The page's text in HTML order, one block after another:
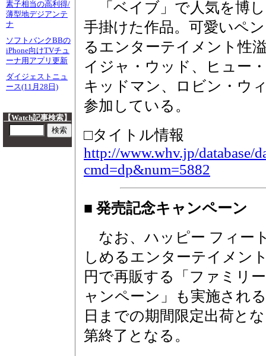
素子相当の高利得/
薄型地デジアンテ
ナ
ソフトバンクBBの
iPhone向けTVチュ
ーナ用アプリ更新
ダイジェストニュ
ース(11月28日)
【Watch記事検索】
「ベイブ」で人気を博
手掛けた作品。可愛いペ
るエンターテイメント性
イジャ・ウッド、ヒュー
キッドマン、ロビン・ウ
参加している。
□タイトル情報
http://www.whv.jp/database/
cmd=dp&num=5882
■ 発売記念キャンペーン
なお、ハッピー フィー
しめるエンターテイメン
円で再販する「ファミリ
ャンペーン」も実施され
日までの期間限定出荷と
第終了となる。